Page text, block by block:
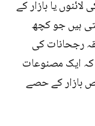
یا بازار کے
ہیں جو کچھ
رجحانات کی
ایک مصنوعات
بازار کے حصے